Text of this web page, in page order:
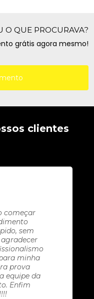
O QUE PROCURAVA?
grátis agora mesmo!
clientes
começar
sem
minha
prova
equipe da
Enfim